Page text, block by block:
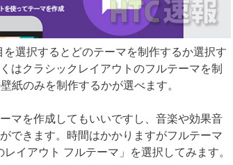
選択するとどのテーマを制作するか選択す
はクラシックレイアウトのフルテーマを制
紙のみを制作するかが選べます。
マを作成してもいいですし、音楽や効果音
できます。時間はかかりますがフルテーマ
イアウト フルテーマ」を選択してみます。